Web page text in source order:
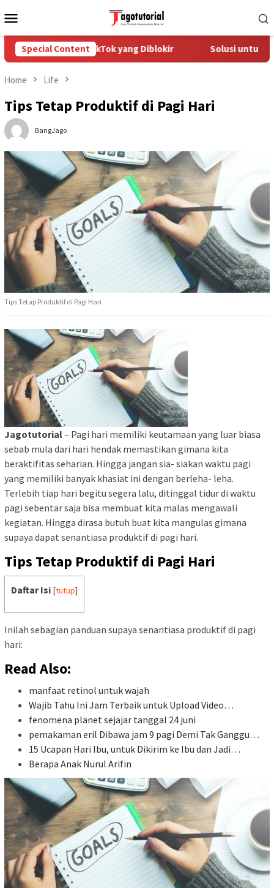
to
Menu
Special Content
Akun TikTok yang Diblokir Solusi untuk Akun
Home Life
Tips Tetap Produktif di Pagi Hari
BangJago
Tips Tetap Produktif di Pagi Hari
Jagotutorial– Pagi hari memiliki keutamaan yang luar biasa
sebab mula dari hari hendak memastikan gimana kita
beraktifitas seharian. Hingga jangan sia- siakan waktu pagi
yang memiliki banyak khasiat ini dengan berleha- leha.
Terlebih tiap hari begitu segera lalu, ditinggal tidur di waktu
pagi sebentar saja bisa membuat kita malas mengawali
kegiatan. Hingga dirasa butuh buat kita mangulas gimana
supaya dapat senantiasa produktif di pagi hari.
Tips Tetap Produktif di Pagi Hari
Daftar Isi [tutup]
Inilah sebagian panduan supaya senantiasa produktif di pagi
hari:
Read Also:
manfaat retinol untuk wajah
Wajib Tahu Ini Jam Terbaik untuk Upload Video…
fenomena planet sejajar tanggal 24 juni
pemakaman eril Dibawa jam 9 pagi Demi Tak Ganggu…
15 Ucapan Hari Ibu, untuk Dikirim ke Ibu dan Jadi…
Berapa Anak Nurul Arifin